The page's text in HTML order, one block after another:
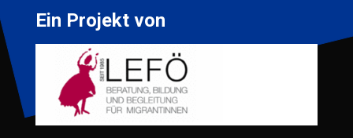
Ein Projekt von